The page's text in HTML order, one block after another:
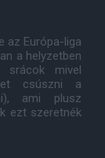
az Európa-liga
a helyzetben
srácok mivel
csúszni a
ami plusz
ezt szeretnék